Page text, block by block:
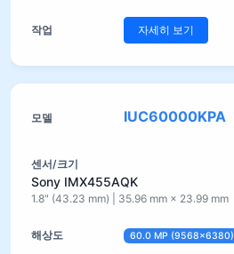
자세히 보기
IUC60000KPA
Sony IMX455AQK
1.8" (43.23 mm) | 35.96 mm × 23.99 mm
60.0 MP (9568×6380)